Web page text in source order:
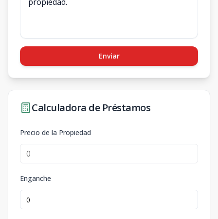
Enviar
Calculadora de Préstamos
Precio de la Propiedad
Enganche